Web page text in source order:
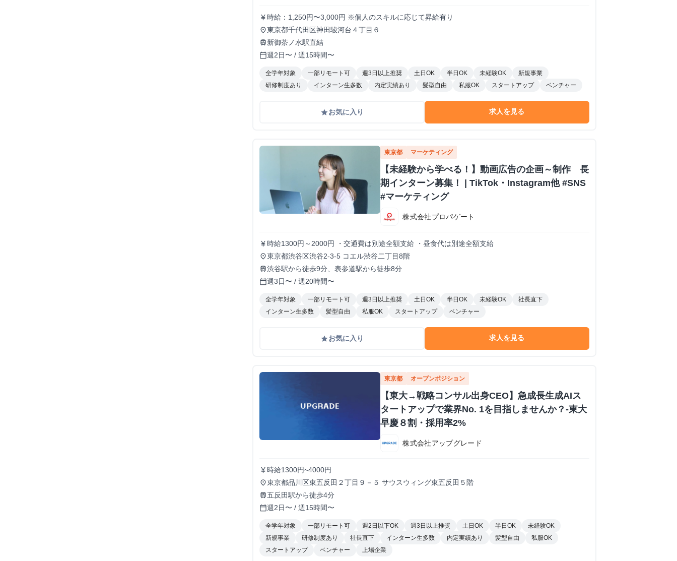
currency_yen時給：1,250円〜3,000円 ※個人のスキルに応じて昇給有り
place東京都千代田区神田駿河台４丁目６
train 新御茶ノ水駅直結
calendar_today週2日〜 / 週15時間〜
全学年対象 一部リモート可 週3日以上推奨 土日OK 半日OK 未経験OK
新規事業
研修制度あり
インターン生多数 内定実績あり 髪型自由 私服OK スタートアップ ベンチャー
gradeお気に入り 求人を見る
東京都 マーケティング
【未経験から学べる！】動画広告の企画～制作 長
期インターン募集！ | TikTok・Instagram他 #SNS
#マーケティング
株式会社プロパゲート
currency_yen時給1300円～2000円 ・交通費は別途全額支給 ・昼食代は別途全額支給
place東京都渋谷区渋谷2-3-5 コエル渋谷二丁目8階
train渋谷駅から徒歩9分、表参道駅から徒歩8分
calendar_today週3日〜 / 週20時間〜
全学年対象 一部リモート可 週3日以上推奨 土日OK 半日OK 未経験OK
社長直下
インターン生多数
髪型自由 私服OK スタートアップ ベンチャー
gradeお気に入り 求人を見る
東京都 オープンポジション
【東大→戦略コンサル出身CEO】急成長生成AIス
タートアップで業界No. 1を目指しませんか？-東大
早慶８割・採用率2%
株式会社アップグレード
currency_yen時給1300円~4000円
place東京都品川区東五反田２丁目９－５ サウスウィング東五反田５階
train 五反田駅から徒歩4分
calendar_today週2日〜 / 週15時間〜
全学年対象 一部リモート可 週2日以下OK 週3日以上推奨 土日OK 半日OK
未経験OK
新規事業
研修制度あり 社長直下 インターン生多数 内定実績あり 髪型自由
私服OK
スタートアップ
ベンチャー 上場企業